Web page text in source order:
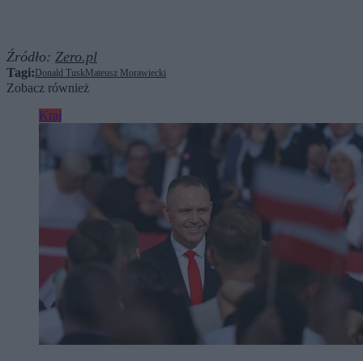
Źródło: Zero.pl
Tagi: Donald TuskMateusz Morawiecki
Zobacz również
Kraj